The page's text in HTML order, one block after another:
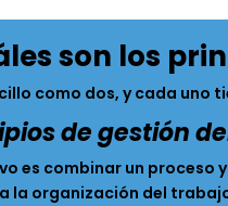
son los
como dos, y cada uno
de gestión
es combinar un proceso
la organización del